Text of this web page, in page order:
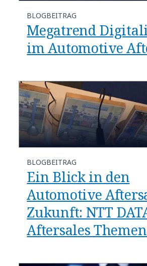
BLOGBEITRAG
Megatrend
im Automotive
BLOGBEITRAG
Ein Blick in den
Automotive
Zukunft: NTT
Aftersales